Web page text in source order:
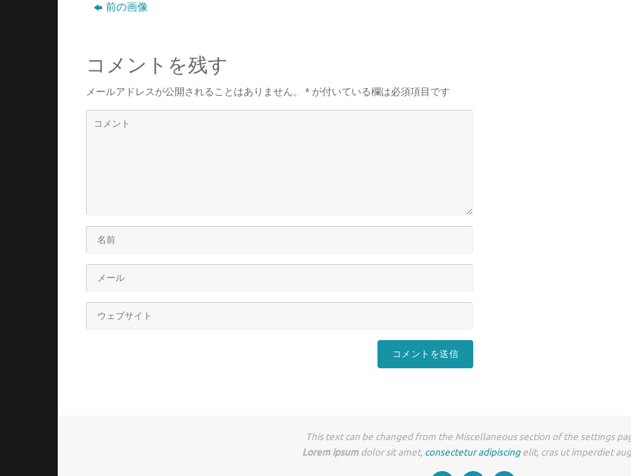
前の画像
コメントを残す
メールアドレスが公開されることはありません。 * が付いている欄は必須項目です
This text can be changed from the Miscellaneous section of the settings
Lorem ipsumdolor sit amet, consectetur adipiscingelit, cras ut imperdiet